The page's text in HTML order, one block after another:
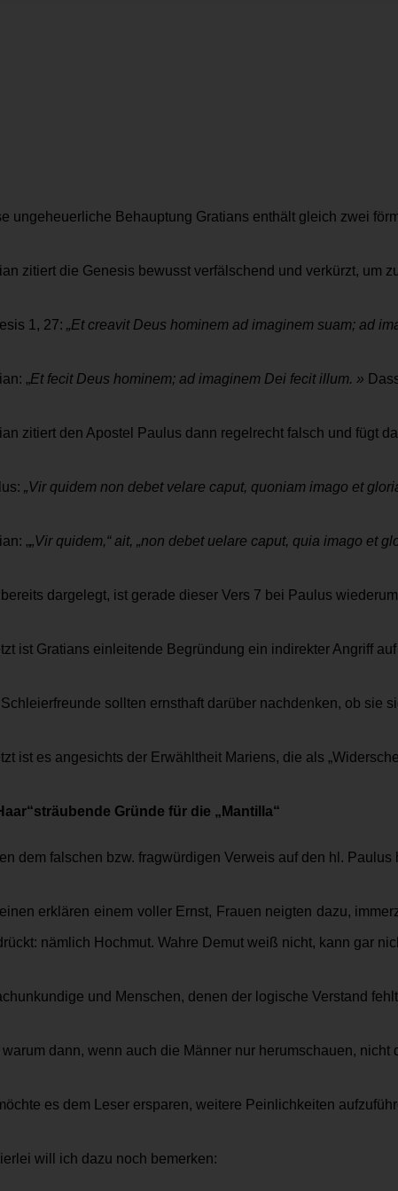
ungeheuerliche Behauptung Gratians enthält gleich zwei
zitiert die Genesis bewusst verfälschend und verkürzt, um
1, 27:„Et creavit Deus hominem ad imaginem suam; ad
„Et fecit Deus hominem; ad imaginem Dei fecit illum. »
zitiert den Apostel Paulus dann regelrecht falsch und fügt
„Vir quidem non debet velare caput, quoniam imago et
„„Vir quidem,“ ait, „non debet uelare caput, quia imago et
dargelegt, ist gerade dieser Vers 7 bei Paulus
ist Gratians einleitende Begründung ein indirekter Angriff
sollten ernsthaft darüber nachdenken, ob sie
ist es angesichts der Erwähltheit Mariens, die als
Gründe für die „Mantilla“
dem falschen bzw. fragwürdigen Verweis auf den hl.
erklären einem voller Ernst, Frauen neigten dazu,
nämlich Hochmut. Wahre Demut weiß nicht, kann gar
und Menschen, denen der logische Verstand
warum dann, wenn auch die Männer nur herumschauen,
es dem Leser ersparen, weitere Peinlichkeiten
will ich dazu noch bemerken: